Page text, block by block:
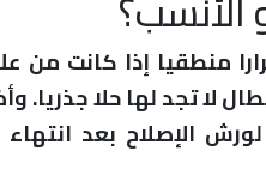
منطقيا إذا كانت من
لا تجد لها حلا جذريا.
الإصلاح بعد